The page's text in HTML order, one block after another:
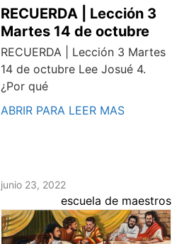
RECUERDA | Lección 3
Martes 14 de octubre
RECUERDA | Lección 3 Martes
14 de octubre Lee Josué 4.
¿Por qué
ABRIR PARA LEER MAS
junio 23, 2022
escuela de maestros